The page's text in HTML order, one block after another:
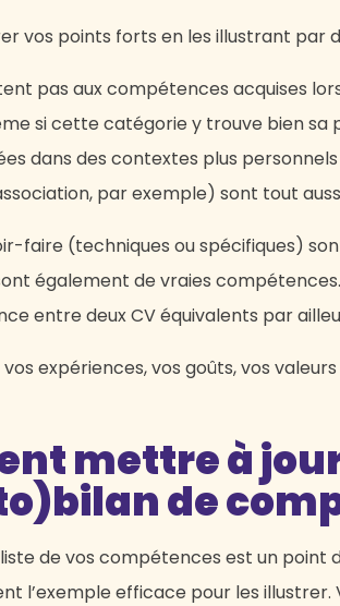
vos points forts en les illustrant par
pas aux compétences acquises
si cette catégorie y trouve bien sa
dans des contextes plus
par exemple) sont tout
faire (techniques ou spécifiques)
également de vraies
entre deux CV équivalents par
expériences, vos goûts, vos
mettre à
de
de vos compétences est un point
l’exemple efficace pour les